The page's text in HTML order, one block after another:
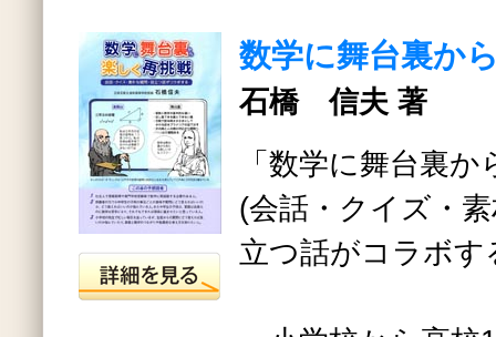
数学に舞台裏か
石橋 信夫 著
「数学に舞台裏
(会話・クイズ・
立つ話がコラボす